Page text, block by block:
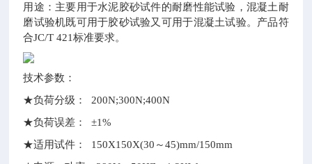
用途：主要用于水泥胶砂试件的耐磨性能试验，混凝土耐
磨试验机既可用于胶砂试验又可用于混凝土试验。产品符
合JC/T 421标准要求。
技术参数：
★负荷分级： 200N;300N;400N
★负荷误差： ±1%
★适用试件： 150X150X(30～45)mm/150mm